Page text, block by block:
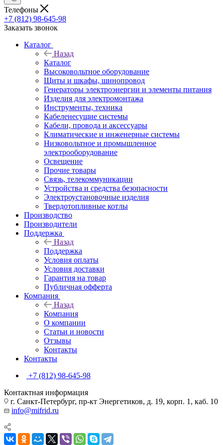
Телефоны
+7 (812) 98-645-98
Заказать звонок
Каталог
Назад
Каталог
Высоковольтное оборудование
Щиты и шкафы, шинопровод
Генераторы электроэнергии и элементы питания
Изделия для электромонтажа
Инструменты, техника
Кабеленесущие системы
Кабели, провода и аксессуары
Климатические и инженерные системы
Низковольтное и промышленное
электрооборудование
Освещение
Прочие товары
Связь, телекоммуникации
Устройства и средства безопасности
Электроустановочные изделия
Твердотопливные котлы
Производство
Производители
Поддержка
Назад
Поддержка
Условия оплаты
Условия доставки
Гарантия на товар
Публичная офферта
Компания
Назад
Компания
О компании
Статьи и новости
Отзывы
Контакты
Контакты
+7 (812) 98-645-98
Контактная информация
г. Санкт-Петербург, пр-кт Энергетиков, д. 19, корп. 1, каб. 10
info@mifrid.ru